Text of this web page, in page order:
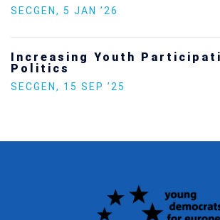
SECGEN , 5 JAN ’26
Increasing Youth
Politics
SECGEN , 15 SEP ’25